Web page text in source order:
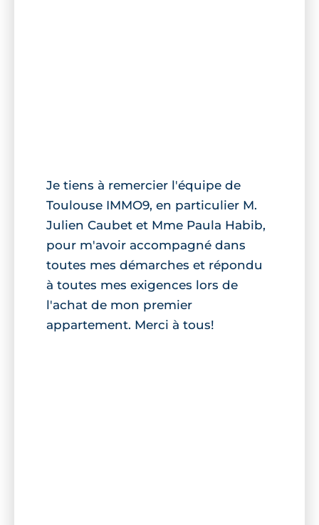
Je tiens à remercier l'équipe de
Toulouse IMMO9, en particulier M.
Julien Caubet et Mme Paula Habib,
pour m'avoir accompagné dans
toutes mes démarches et répondu
à toutes mes exigences lors de
l'achat de mon premier
appartement. Merci à tous!